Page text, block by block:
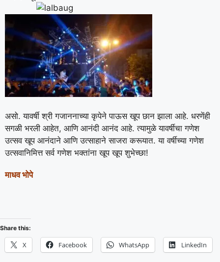
असो. यावर्षी श्री गजाननाच्या कृपेने पाऊस खूप छान झाला आहे. धरणेंही
सगळी भरली आहेत, आणि आनंदी आनंद आहे. त्यामुळे यावर्षीचा गणेश
उत्सव खूप आनंदाने आणि उत्साहाने साजरा करूयात. या वर्षीच्या गणेश
उत्सवानिमित्त सर्व गणेश भक्तांना खूप खूप शुभेच्छा!
माधव भोपे
Share this:
X Facebook WhatsApp LinkedIn